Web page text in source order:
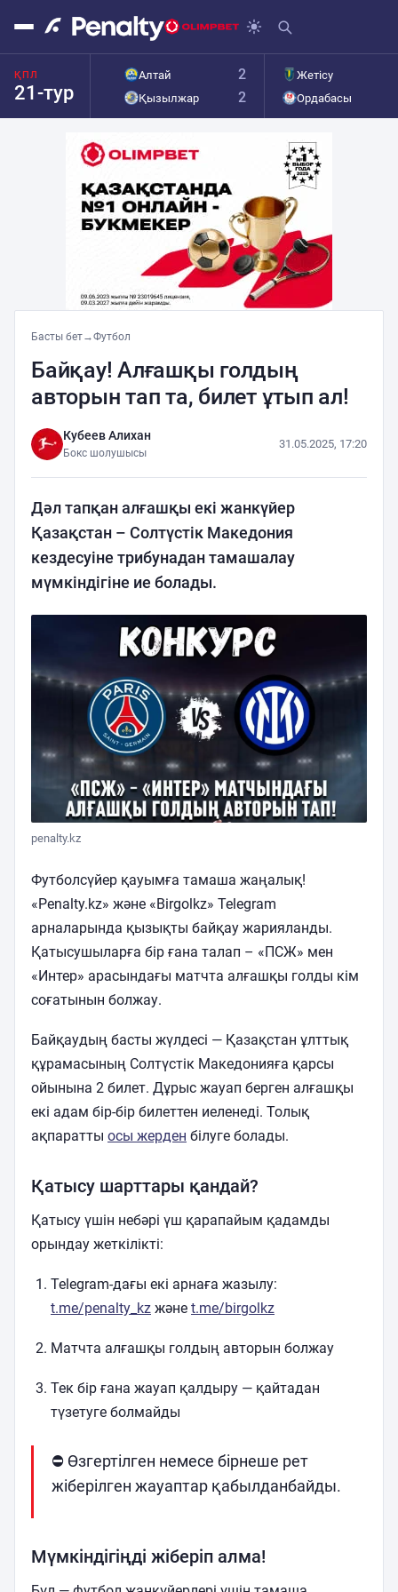
ҚПЛ
21-тур
Алтай 2
Қызылжар 2
Жетісу
Ордабасы
Басты бет→Футбол
Байқау! Алғашқы голдың
авторын тап та, билет ұтып ал!
Кубеев Алихан
Бокс шолушысы
31.05.2025, 17:20
Дәл тапқан алғашқы екі жанкүйер
Қазақстан – Солтүстік Македония
кездесуіне трибунадан тамашалау
мүмкіндігіне ие болады.
penalty.kz
Футболсүйер қауымға тамаша жаңалық!
«Penalty.kz» және «Birgolkz» Telegram
арналарында қызықты байқау жарияланды.
Қатысушыларға бір ғана талап – «ПСЖ» мен
«Интер» арасындағы матчта алғашқы голды кім
соғатынын болжау.
Байқаудың басты жүлдесі — Қазақстан ұлттық
құрамасының Солтүстік Македонияға қарсы
ойынына 2 билет. Дұрыс жауап берген алғашқы
екі адам бір-бір билеттен иеленеді. Толық
ақпаратты осы жерден білуге болады.
Қатысу шарттары қандай?
Қатысу үшін небәрі үш қарапайым қадамды
орындау жеткілікті:
Telegram-дағы екі арнаға жазылу:
t.me/penalty_kz және t.me/birgolkz
Матчта алғашқы голдың авторын болжау
Тек бір ғана жауап қалдыру — қайтадан
түзетуге болмайды
⛔ Өзгертілген немесе бірнеше рет
жіберілген жауаптар қабылданбайды.
Мүмкіндігіңді жіберіп алма!